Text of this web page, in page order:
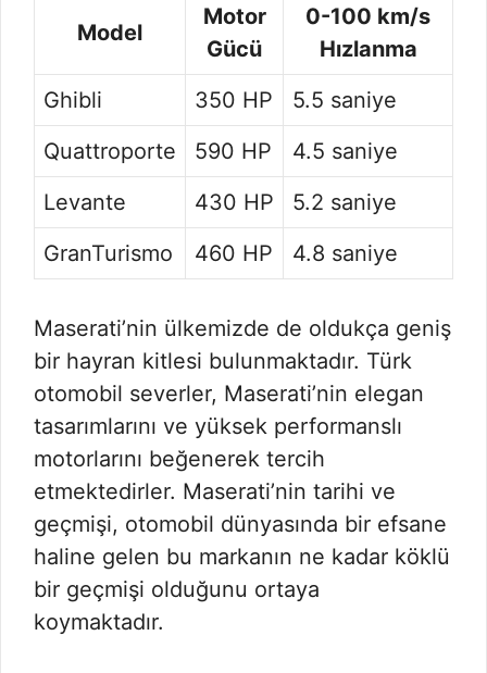
Model
Motor
Gücü
0-100 km/s
Hızlanma
Ghibli
350 HP
5.5 saniye
Quattroporte
590 HP
4.5 saniye
Levante
430 HP
5.2 saniye
GranTurismo
460 HP 4.8 saniye
Maserati’nin ülkemizde de oldukça geniş
bir hayran kitlesi bulunmaktadır. Türk
otomobil severler, Maserati’nin elegan
tasarımlarını ve yüksek performanslı
motorlarını beğenerek tercih
etmektedirler. Maserati’nin tarihi ve
geçmişi, otomobil dünyasında bir efsane
haline gelen bu markanın ne kadar köklü
bir geçmişi olduğunu ortaya
koymaktadır.